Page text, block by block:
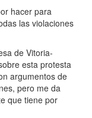
hacer para
las violaciones
de Vitoria-
esta protesta
argumentos de
pero me da
que tiene por